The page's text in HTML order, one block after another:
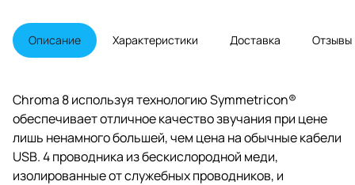
технологии во всех ценовых
категориях, Wireworld
обеспечивает тональную
USB кабелях.
Описание Характеристики Доставка Отзывы
Chroma 8 используя технологию Symmetricon®
обеспечивает отличное качество звучания при цене
лишь ненамного большей, чем цена на обычные кабели
USB. 4 проводника из бескислородной меди,
изолированные от служебных проводников, и